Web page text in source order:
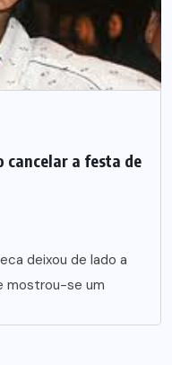
cancelar a festa de
deixou de lado a
mostrou-se um